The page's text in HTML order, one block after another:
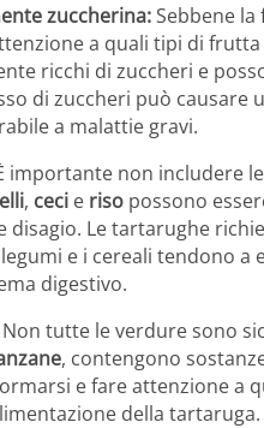
zuccherina:Sebbene
a quali tipi di
ricchi di zuccheri e
di zuccheri può
a malattie gravi.
importante non includere
, ceci e riso possono
disagio. Le tartarughe
e i cereali tendono a
digestivo.
Non tutte le verdure sono
, contengono
e fare attenzione a
della tartaruga.